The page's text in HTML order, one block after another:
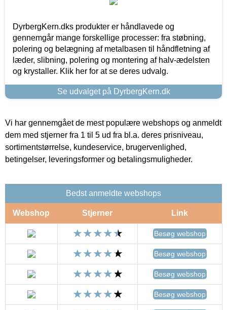
DyrbergKern.dks produkter er håndlavede og
gennemgår mange forskellige processer: fra støbning,
polering og belægning af metalbasen til håndfletning af
læder, slibning, polering og montering af halv-ædelsten
og krystaller. Klik her for at se deres udvalg.
Se udvalget på DyrbergKern.dk
Vi har gennemgået de mest populære webshops og anmeldt
dem med stjerner fra 1 til 5 ud fra bl.a. deres prisniveau,
sortimentstørrelse, kundeservice, brugervenlighed,
betingelser, leveringsformer og betalingsmuligheder.
Bedst anmeldte webshops
Webshop Stjerner Link
Besøg webshop
Besøg webshop
Besøg webshop
Besøg webshop